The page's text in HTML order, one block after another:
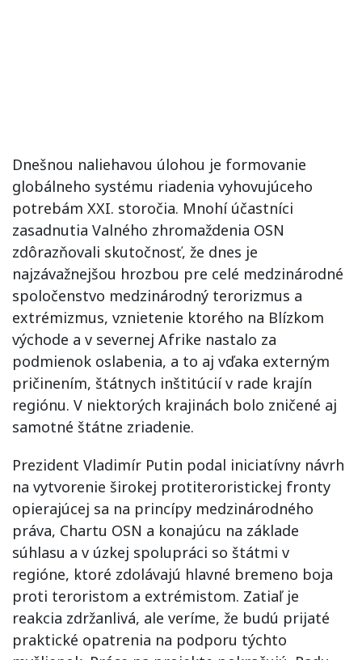
Dnešnou naliehavou úlohou je formovanie
globálneho systému riadenia vyhovujúceho
potrebám XXI. storočia. Mnohí účastníci
zasadnutia Valného zhromaždenia OSN
zdôrazňovali skutočnosť, že dnes je
najzávažnejšou hrozbou pre celé medzinárodné
spoločenstvo medzinárodný terorizmus a
extrémizmus, vznietenie ktorého na Blízkom
východe a v severnej Afrike nastalo za
podmienok oslabenia, a to aj vďaka externým
pričinením, štátnych inštitúcií v rade krajín
regiónu. V niektorých krajinách bolo zničené aj
samotné štátne zriadenie.
Prezident Vladimír Putin podal iniciatívny návrh
na vytvorenie širokej protiteroristickej fronty
opierajúcej sa na princípy medzinárodného
práva, Chartu OSN a konajúcu na základe
súhlasu a v úzkej spolupráci so štátmi v
regióne, ktoré zdolávajú hlavné bremeno boja
proti teroristom a extrémistom. Zatiaľ je
reakcia zdržanlivá, ale veríme, že budú prijaté
praktické opatrenia na podporu týchto